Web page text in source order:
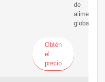
de
alimentos
globales.
Obtén
el
precio